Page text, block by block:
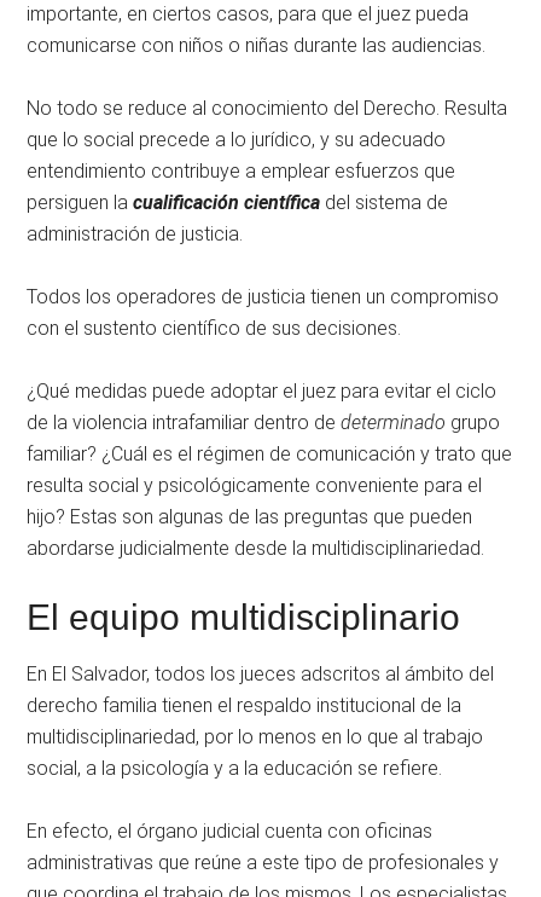
importante, en ciertos casos, para que el juez pueda
comunicarse con niños o niñas durante las audiencias.
No todo se reduce al conocimiento del Derecho. Resulta
que lo social precede a lo jurídico, y su adecuado
entendimiento contribuye a emplear esfuerzos que
persiguen lacualificación científica del sistema de
administración de justicia.
Todos los operadores de justicia tienen un compromiso
con el sustento científico de sus decisiones.
¿Qué medidas puede adoptar el juez para evitar el ciclo
de la violencia intrafamiliar dentro dedeterminado grupo
familiar? ¿Cuál es el régimen de comunicación y trato que
resulta social y psicológicamente conveniente para el
hijo? Estas son algunas de las preguntas que pueden
abordarse judicialmente desde la multidisciplinariedad.
El equipo multidisciplinario
En El Salvador, todos los jueces adscritos al ámbito del
derecho familia tienen el respaldo institucional de la
multidisciplinariedad, por lo menos en lo que al trabajo
social, a la psicología y a la educación se refiere.
En efecto, el órgano judicial cuenta con oficinas
administrativas que reúne a este tipo de profesionales y